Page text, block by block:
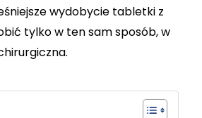
wydobycie tabletki z
tylko w ten sam sposób, w